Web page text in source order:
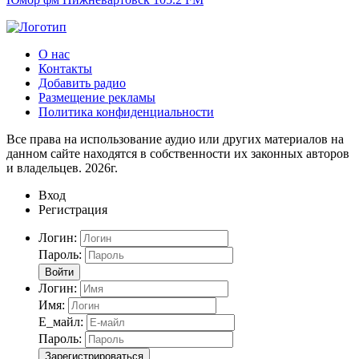
О нас
Контакты
Добавить радио
Размещение рекламы
Политика конфиденциальности
Все права на использование аудио или других материалов на
данном сайте находятся в собственности их законных авторов
и владельцев. 2026г.
Вход
Регистрация
Логин:
Пароль:
Войти
Логин:
Имя:
Е_майл:
Пароль:
Зарегистрироваться